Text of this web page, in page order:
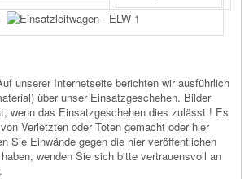
unserer Internetseite berichten wir ausführlich
über unser Einsatzgeschehen. Bilder
wenn das Einsatzgeschehen dies zulässt ! Es
Verletzten oder Toten gemacht oder hier
Sie Einwände gegen die hier veröffentlichen
wenden Sie sich bitte vertrauensvoll an